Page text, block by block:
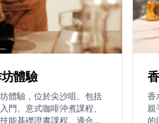
體驗
體驗，位於尖沙咀。包括
門、意式咖啡沖煮課程、
能基礎證書課程。適合各
香
親
的